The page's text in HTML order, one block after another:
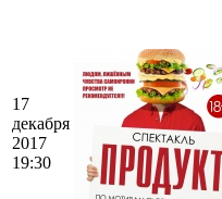
17
декабря
2017
19:30